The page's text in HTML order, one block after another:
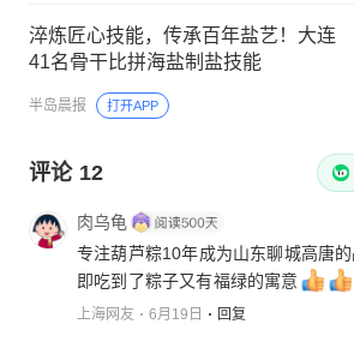
淬炼匠心技能，传承百年盐艺！大连
41名骨干比拼海盐制盐技能
半岛晨报 打开APP
评论 12
肉乌龟
专注葫芦粽10年成为山东聊城高唐
即吃到了粽子又有福绿的寓意
上海网友 6月19日 回复